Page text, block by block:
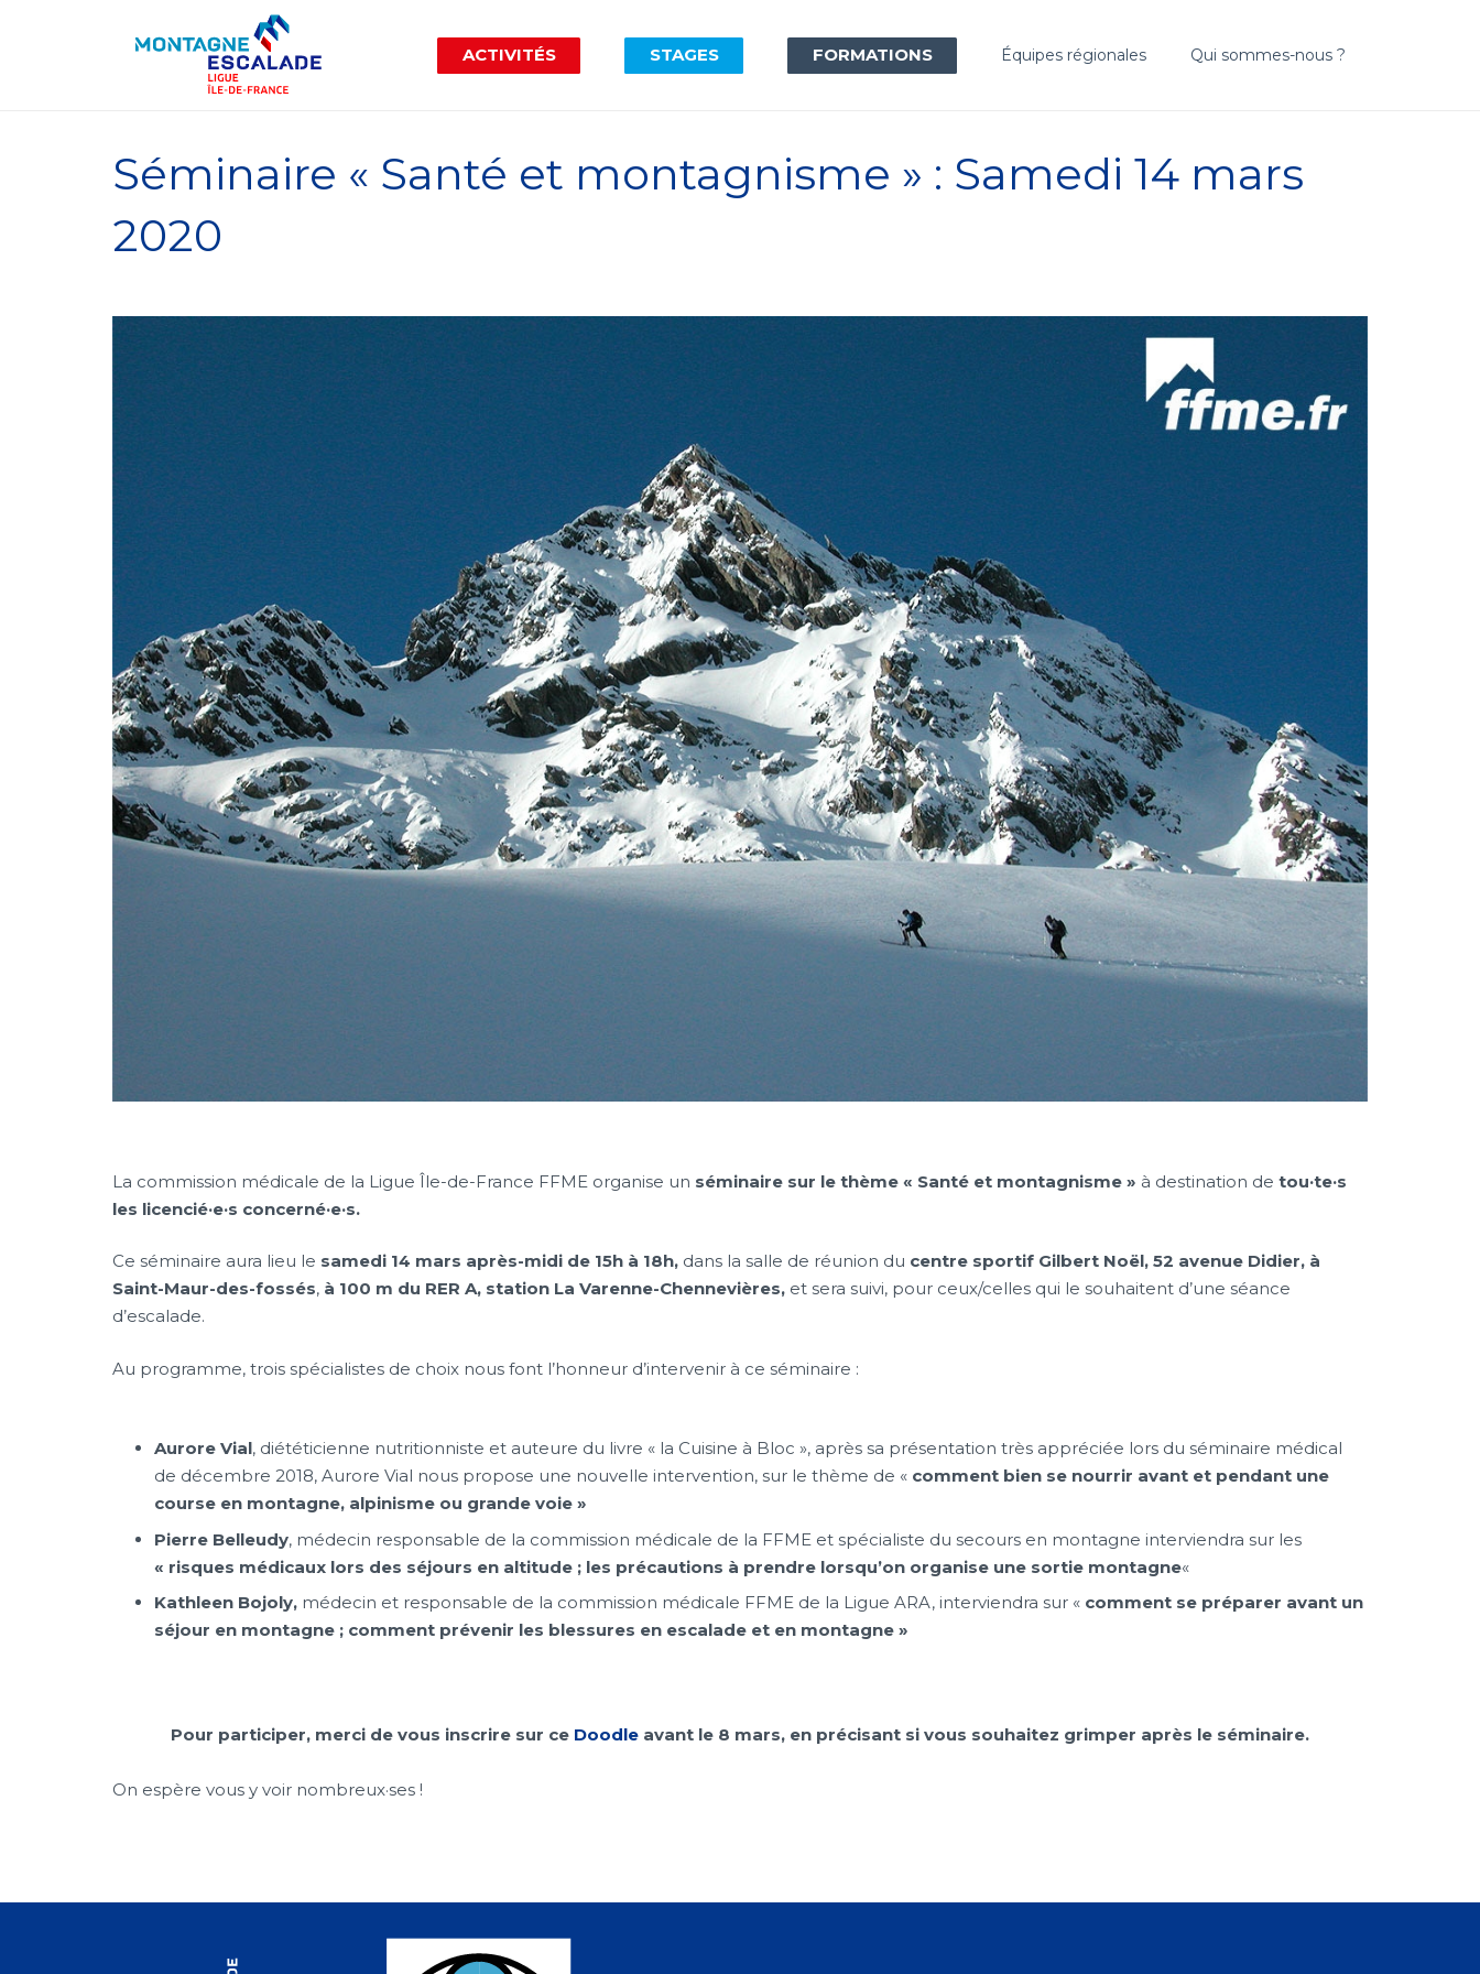
ACTIVITÉS STAGES FORMATIONS Équipes régionales Qui sommes-nous ?
Séminaire « Santé et montagnisme » : Samedi 14 mars
2020
La commission médicale de la Ligue Île-de-France FFME organise un séminaire sur le thème « Santé et montagnisme » à destination de tou·te·s
les licencié·e·s concerné·e·s.
Ce séminaire aura lieu le samedi 14 mars après-midi de 15h à 18h, dans la salle de réunion du centre sportif Gilbert Noël, 52 avenue Didier, à
Saint-Maur-des-fossés, à 100 m du RER A, station La Varenne-Chennevières, et sera suivi, pour ceux/celles qui le souhaitent d’une séance
d’escalade.
Au programme, trois spécialistes de choix nous font l’honneur d’intervenir à ce séminaire :
Aurore Vial, diététicienne nutritionniste et auteure du livre « la Cuisine à Bloc », après sa présentation très appréciée lors du séminaire médical
de décembre 2018, Aurore Vial nous propose une nouvelle intervention, sur le thème de « comment bien se nourrir avant et pendant une
course en montagne, alpinisme ou grande voie »
Pierre Belleudy, médecin responsable de la commission médicale de la FFME et spécialiste du secours en montagne interviendra sur les
« risques médicaux lors des séjours en altitude ; les précautions à prendre lorsqu’on organise une sortie montagne«
Kathleen Bojoly, médecin et responsable de la commission médicale FFME de la Ligue ARA, interviendra sur « comment se préparer avant un
séjour en montagne ; comment prévenir les blessures en escalade et en montagne »
Pour participer, merci de vous inscrire sur ce Doodle avant le 8 mars, en précisant si vous souhaitez grimper après le séminaire.
On espère vous y voir nombreux·ses !